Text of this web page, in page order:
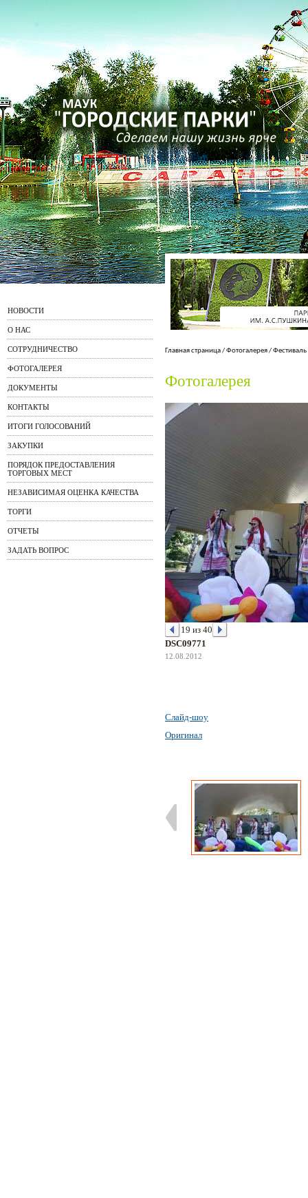
НОВОСТИ
О НАС
СОТРУДНИЧЕСТВО
ФОТОГАЛЕРЕЯ
ДОКУМЕНТЫ
КОНТАКТЫ
ИТОГИ ГОЛОСОВАНИЙ
ЗАКУПКИ
ПОРЯДОК ПРЕДОСТАВЛЕНИЯ
ТОРГОВЫХ МЕСТ
НЕЗАВИСИМАЯ ОЦЕНКА КАЧЕСТВА
ТОРГИ
ОТЧЕТЫ
ЗАДАТЬ ВОПРОС
Главная страница/Фотогалерея/
Фотогалерея
19 из 40
DSC09771
12.08.2012
Слайд-шоу
Оригинал